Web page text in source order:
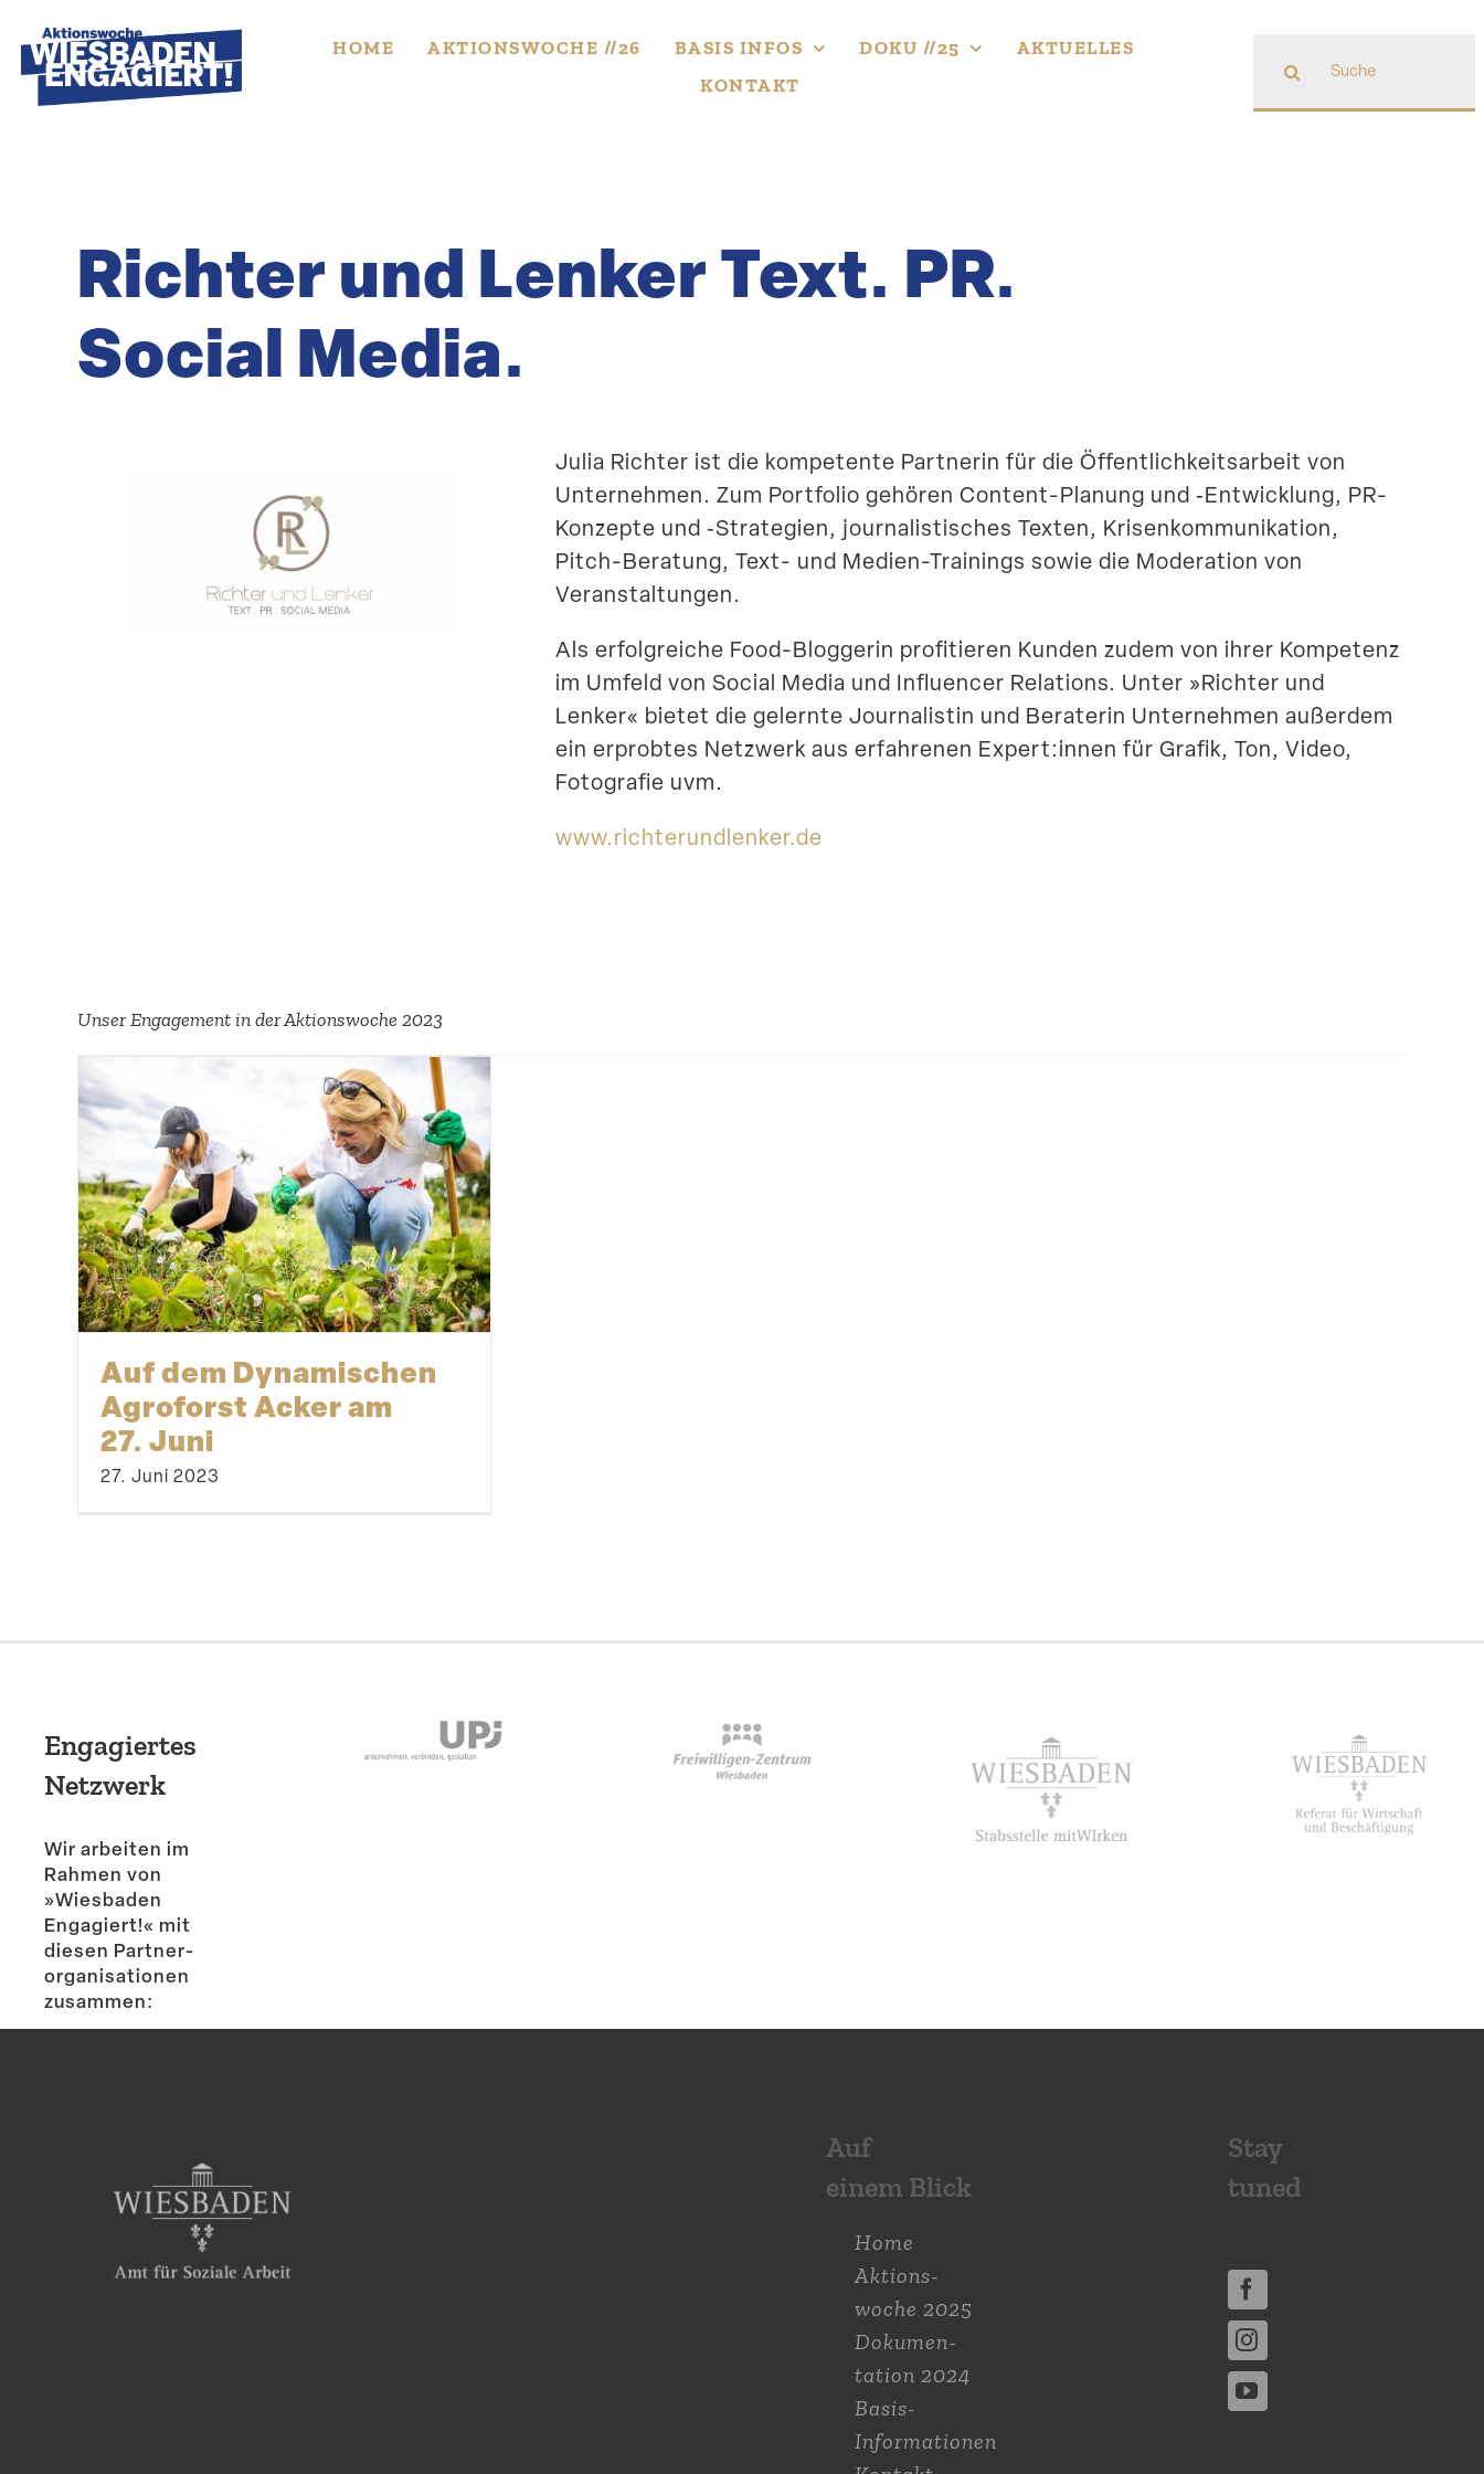
to
content
HOME AKTIONS­WOCHE //26 BASIS INFOS DOKU //25
AKTUELLES
KONTAKT
nach:
Richter und Lenker Text. PR.
Social Media.
Julia Richter ist die kompe­tente Partnerin für die Öffent­lich­keits­arbeit von
Unter­nehmen. Zum Portfolio gehören Content-Planung und ‑Entwicklung, PR-
Konzepte und ‑Strategien, journa­lis­ti­sches Texten, Krisen­kom­mu­ni­kation,
Pitch-Beratung, Text- und Medien-Trainings sowie die Moderation von
Veranstaltungen.
Als erfolg­reiche Food-Bloggerin profi­tieren Kunden zudem von ihrer Kompetenz
im Umfeld von Social Media und Influencer Relations. Unter »Richter und
Lenker« bietet die gelernte Journa­listin und Beraterin Unter­nehmen außerdem
ein erprobtes Netzwerk aus erfah­renen Expert:innen für Grafik, Ton, Video,
Fotografie uvm.
www​.richte​r​und​lenker​.de
Unser Engagement in der Aktions­woche 2023
Auf dem Dynami­schen
Agroforst Acker am
27. Juni
27. Juni 2023
Engagiertes
Netzwerk
Wir arbeiten im
Rahmen von
»Wiesbaden
Engagiert!« mit
diesen Partner­
or­ga­ni­sa­tionen
zusammen:
Auf
einem Blick
Home
Aktions­
woche 2025
Dokumen­
tation 2024
Basis-
Informationen
Stay
tuned